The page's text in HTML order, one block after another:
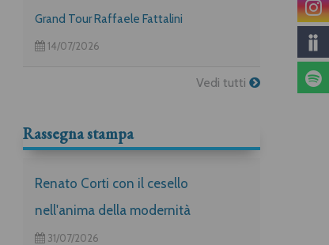
Grand Tour Raffaele Fattalini
14/07/2026
Vedi tutti
Rassegna stampa
Renato Corti con il cesello
nell'anima della modernità
31/07/2026